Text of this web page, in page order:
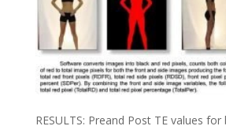
RESULTS: Preand Post TE values